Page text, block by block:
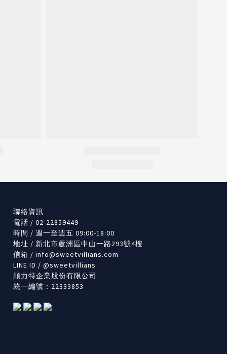
聯絡資訊
電話 / 02-22859449
時間 / 週一至週五 09:00-18:00
地址 / 新北市蘆洲區中山一路293號4樓
信箱 / info@sweetvillians.com
LINE ID / @sweetvillians
順力特企業股份有限公司
統一編號：22333853